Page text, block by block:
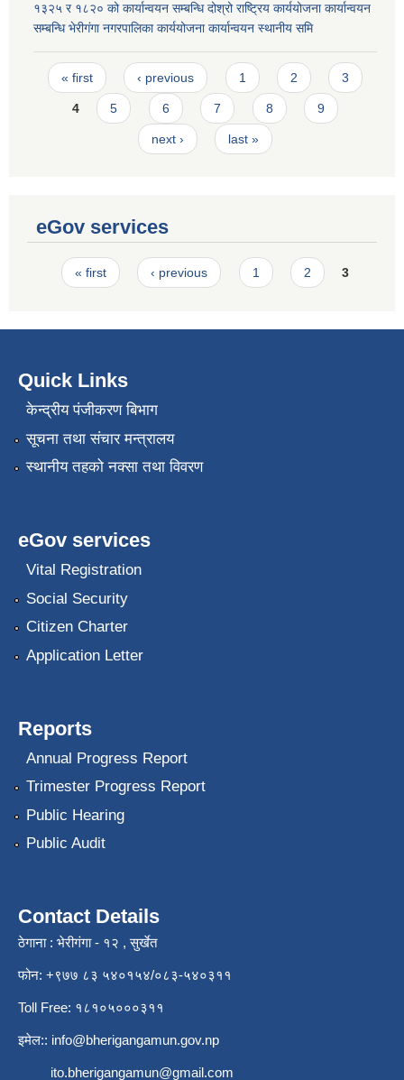
१३२५ र १८२० को कार्यान्वयन सम्बन्धि दोश्रो राष्ट्रिय कार्ययोजना कार्यान्वयन
सम्बन्धि भेरीगंगा नगरपालिका कार्ययोजना कार्यान्वयन स्थानीय समि
Pages
« first ‹ previous 1 2 3
4 5 6 7 8 9
next › last »
eGov services
Pages
« first ‹ previous 1 2 3
Quick Links
केन्द्रीय पंजीकरण बिभाग
सूचना तथा संचार मन्त्रालय
स्थानीय तहको नक्सा तथा विवरण
eGov services
Vital Registration
Social Security
Citizen Charter
Application Letter
Reports
Annual Progress Report
Trimester Progress Report
Public Hearing
Public Audit
Contact Details
ठेगाना : भेरीगंगा - १२ , सुर्खेत
फोन: +९७७ ८३ ५४०१५४/०८३-५४०३११
Toll Free: १८१०५०००३११
इमेल:: info@bherigangamun.gov.np
ito.bherigangamun@gmail.com